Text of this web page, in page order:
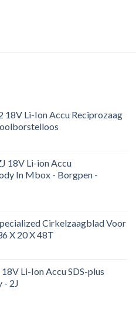
18V Li-Ion Accu Reciprozaag
18V Li-ion Accu
In Mbox - Borgpen -
Cirkelzaagblad Voor
X 20 X 48T
Li-Ion Accu SDS-plus
- 2J